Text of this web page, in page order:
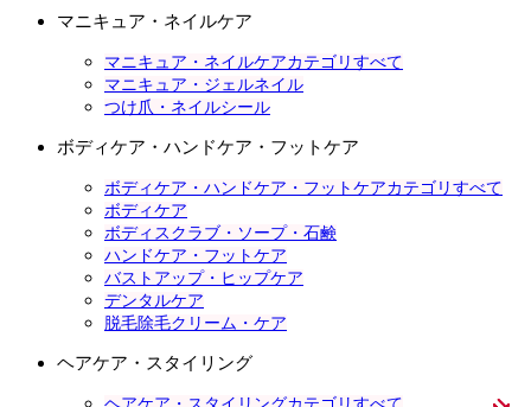
マニキュア・ネイルケア
マニキュア・ネイルケアカテゴリすべて
マニキュア・ジェルネイル
つけ爪・ネイルシール
ボディケア・ハンドケア・フットケア
ボディケア・ハンドケア・フットケアカテゴリすべて
ボディケア
ボディスクラブ・ソープ・石鹸
ハンドケア・フットケア
バストアップ・ヒップケア
デンタルケア
脱毛除毛クリーム・ケア
ヘアケア・スタイリング